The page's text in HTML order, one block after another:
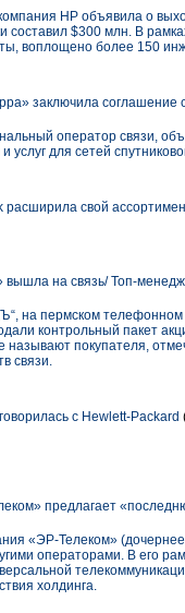
HP объявила о
составил $300 млн. В
воплощено более 150
заключила соглашение
оператор связи,
услуг для сетей
расширила свой
вышла на связь/ Топ-
на пермском
контрольный пакет
называют покупателя,
связи.
с Hewlett-Packard
предлагает
«ЭР-Телеком»
операторами. В его
холдинга.